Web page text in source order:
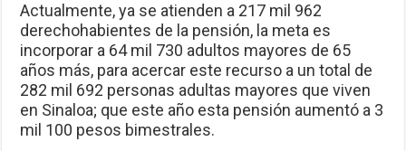
Actualmente, ya se atienden a 217 mil 962
derechohabientes de la pensión, la meta es
incorporar a 64 mil 730 adultos mayores de 65
años más, para acercar este recurso a un total de
282 mil 692 personas adultas mayores que viven
en Sinaloa; que este año esta pensión aumentó a 3
mil 100 pesos bimestrales.